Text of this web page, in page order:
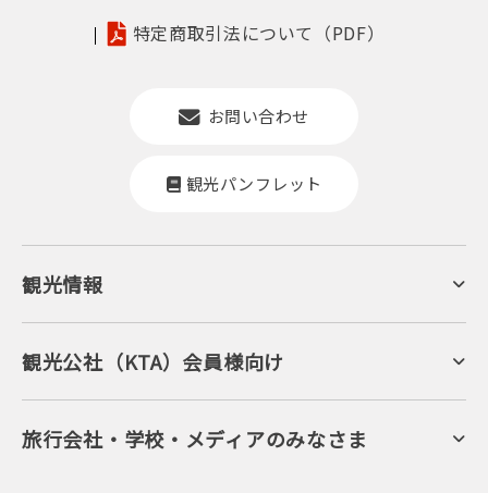
特定商取引法について（PDF）
お問い合わせ
観光パンフレット
観光情報
京丹後について
ジオパークの絶景
キャンプ・グランピング
自然景観
旬の食
フルーツ
美術館・資料館
観光公社（KTA）会員様向け
KTA会員コミュニティ
会員向けサービス
KTAニュースレター
会員加入・会員情報（会員規程）
旅行会社・学校・メディアのみなさま
プレスリリース